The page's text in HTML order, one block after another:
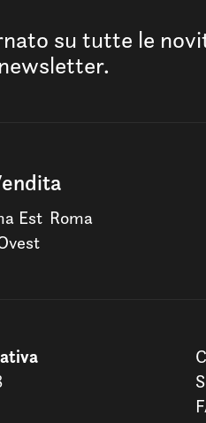
su tutte le
Est Roma